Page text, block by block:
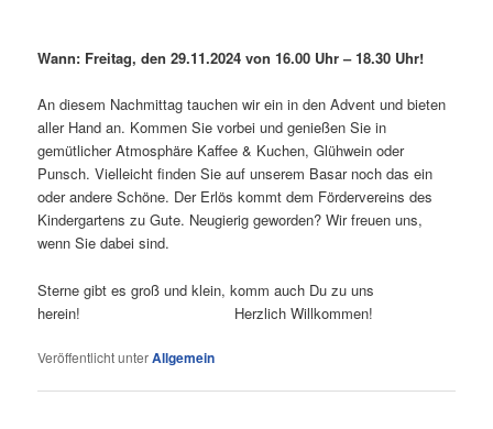
Wann: Freitag, den 29.11.2024 von 16.00 Uhr – 18.30 Uhr!
An diesem Nachmittag tauchen wir ein in den Advent und bieten
aller Hand an. Kommen Sie vorbei und genießen Sie in
gemütlicher Atmosphäre Kaffee & Kuchen, Glühwein oder
Punsch. Vielleicht finden Sie auf unserem Basar noch das ein
oder andere Schöne. Der Erlös kommt dem Fördervereins des
Kindergartens zu Gute. Neugierig geworden? Wir freuen uns,
wenn Sie dabei sind.
Sterne gibt es groß und klein, komm auch Du zu uns
herein! Herzlich Willkommen!
Veröffentlicht unterAllgemein